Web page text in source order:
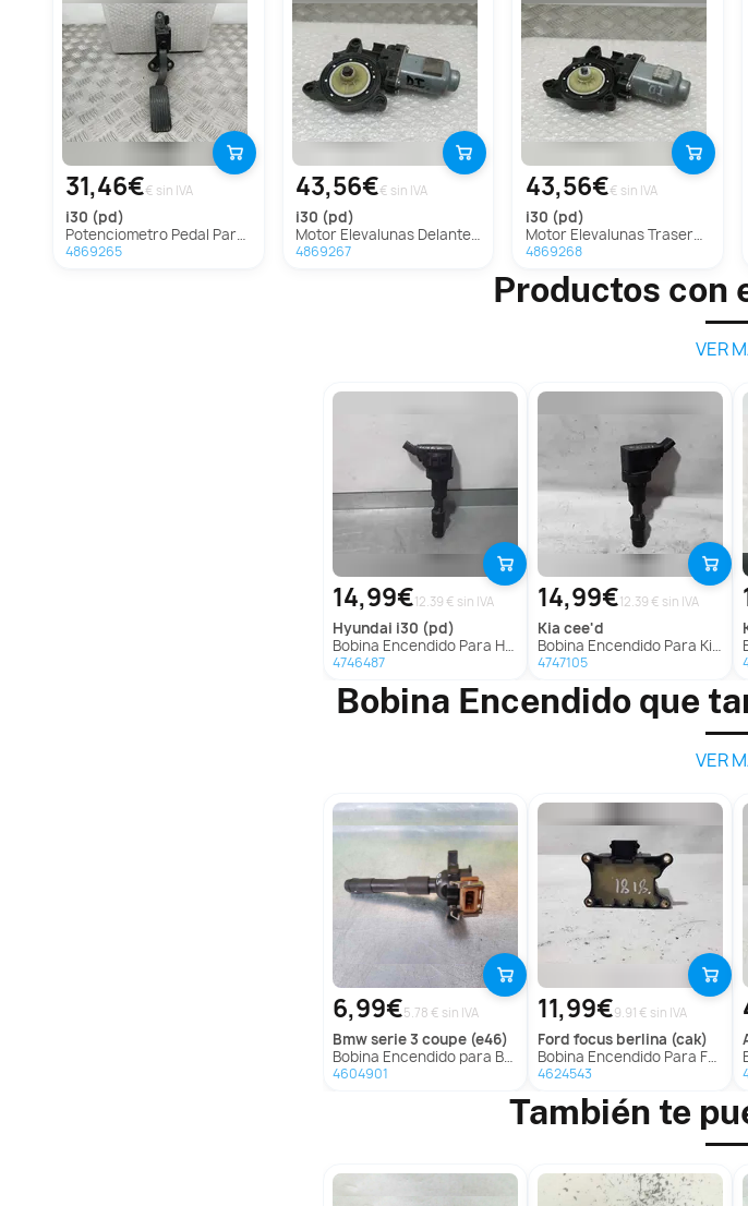
31,46€€ sin IVA
i30 (pd)
Potenciometro Pedal Para Hyundai I30
4869265
43,56€€ sin IVA
i30 (pd)
Motor Elevalunas Delantero Izquierdo Para Hyundai I30
4869267
43,56€€ sin IVA
i30 (pd)
Motor Elevalunas Trasero Derecho Para Hyundai I30
4869268
Productos con
VER
14,99€12.39 € sin IVA
hyundai i30 (pd)
Bobina Encendido Para Hyundai I30
4746487
14,99€12.39 € sin IVA
kia cee'd
Bobina Encendido Para Kia Cee'd
4747105
Bobina Encendido que
VER
6,99€5.78 € sin IVA
bmwserie 3 coupe (e46)
Bobina Encendido para Bmw Serie 3 Coupe (E46)
4604901
11,99€9.91 € sin IVA
ford focus berlina (cak)
Bobina Encendido Para Ford Focus Berlina
4624543
También te